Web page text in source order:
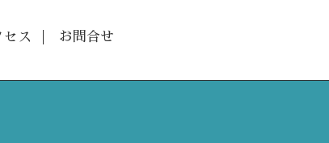
セス お問合せ